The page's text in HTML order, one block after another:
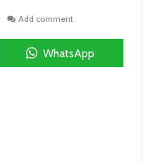
Add comment
WhatsApp